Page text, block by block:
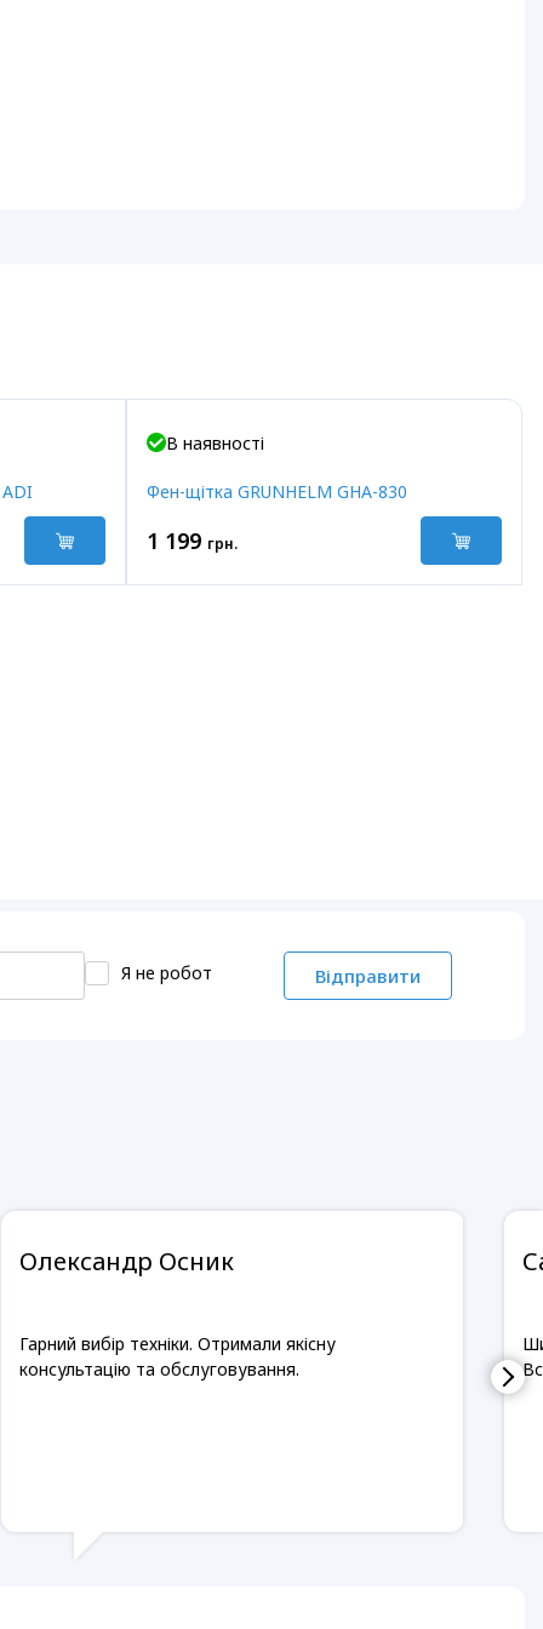
В наявності
Фен-щітка GRUNHELM GHA-830
1 199 грн.
Я не робот Відправити
Олександр Осник
Гарний вибір техніки. Отримали якісну
консультацію та обслуговування.